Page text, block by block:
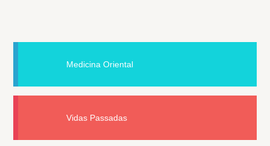
Medicina Oriental
Vidas Passadas